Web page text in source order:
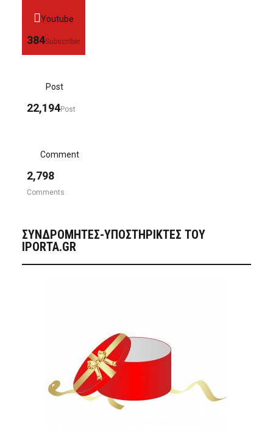
Youtube
384Subscriber
Post
22,194Post
Comment
2,798
Comments
ΣΥΝΔΡΟΜΗΤΈΣ-ΥΠΟΣΤΗΡΙΚΤΈΣ ΤΟΥ
IPORTA.GR